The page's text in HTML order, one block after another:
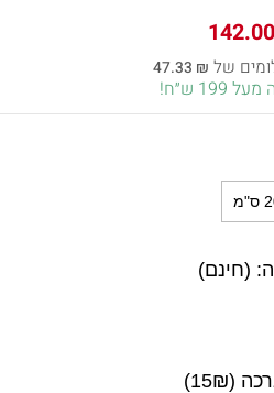
142.00המחיר
הנוכחי
הוא:
142.00 ₪.
47.33 ₪
ש״ח!
(חינם)
(15₪)